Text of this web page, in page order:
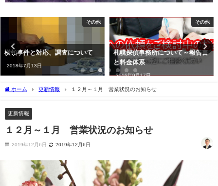
その他
札幌探偵事務所について～報告書
と料金体系
2016年9月17日
ストーカー
ストーカーの被害に遭ったらやっ
ておきたい事、身を守るために
2017年4月4日
ホーム 更新情報 １２月～１月 営業状況のお知らせ
更新情報
１２月～１月 営業状況のお知らせ
2019年12月6日 2019年12月6日